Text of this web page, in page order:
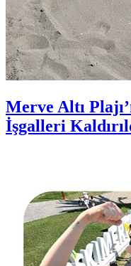
Merve Altı
İşgalleri